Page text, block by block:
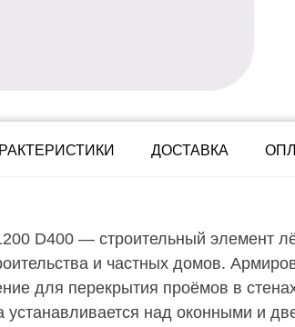
ДОСТАВКА
D400 — строительный элемент
и частных домов.
для перекрытия проёмов в стенах
устанавливается над оконными и